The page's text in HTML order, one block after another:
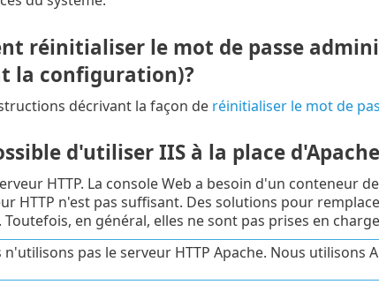
réinitialiser le mot de passe
la configuration)?
décrivant la façon de réinitialiser le mot de
d'utiliser IIS à la place
HTTP. La console Web a besoin d'un conteneur
HTTP n'est pas suffisant. Des solutions pour
Toutefois, en général, elles ne sont pas prises en
n'utilisons pas le serveur HTTP Apache. Nous